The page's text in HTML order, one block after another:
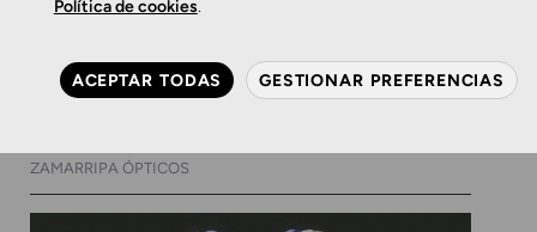
Productos Salud Auditiva
Oticon Opn, tecnología
para oír bien sin límite
ZAMARRIPA ÓPTICOS
Política de cookies.
ACEPTAR TODAS GESTIONAR PREFERENCIAS